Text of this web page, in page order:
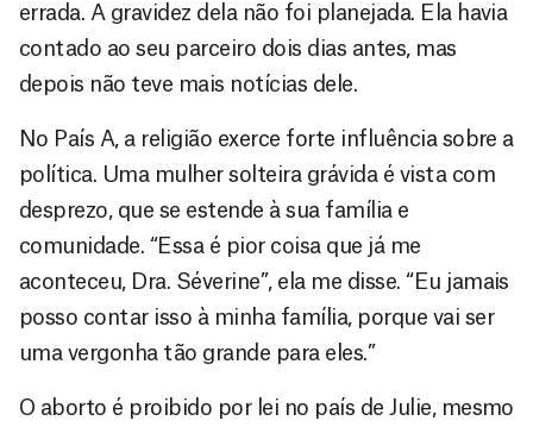
errada. A gravidez dela não foi planejada. Ela havia
contado ao seu parceiro dois dias antes, mas
depois não teve mais notícias dele.
No País A, a religião exerce forte influência sobre a
política. Uma mulher solteira grávida é vista com
desprezo, que se estende à sua família e
comunidade. “Essa é pior coisa que já me
aconteceu, Dra. Séverine”, ela me disse. “Eu jamais
posso contar isso à minha família, porque vai ser
uma vergonha tão grande para eles.”
O aborto é proibido por lei no país de Julie, mesmo